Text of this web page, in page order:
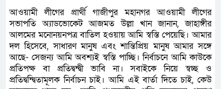
আওয়ামী লীগের প্রার্থী গাজীপুর মহানগর আওয়ামী লীগের
সভাপতি অ্যাডভোকেট আজমত উল্লা খান জানান, জাহাঙ্গীর
আলমের মনোনয়নপত্র বাতিল হওয়ায় আমি স্বস্তি পেয়েছি। আমার
দল হিসেবে, সাধারণ মানুষ এবং শান্তিপ্রিয় মানুষ আমার সঙ্গে
আছে- সেজন্য আমি অবশ্যই স্বস্তি পাচ্ছি। নির্বাচনে আমি কাউকে
প্রতিপক্ষ বা প্রতিদ্বন্দ্বী ভাবি না। সবাইকে নিয়ে স্বচ্ছ ও
প্রতিদ্বন্দ্বিতামূলক নির্বাচন চাই। আমি এই বার্তা দিতে চাই, কেউ